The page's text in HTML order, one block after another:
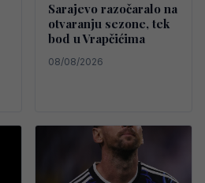
Sarajevo razočaralo na
otvaranju sezone, tek
bod u Vrapčićima
08/08/2026